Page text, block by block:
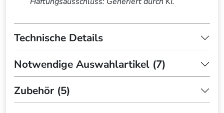
Technische Details
Notwendige Auswahlartikel (7)
Zubehör (5)